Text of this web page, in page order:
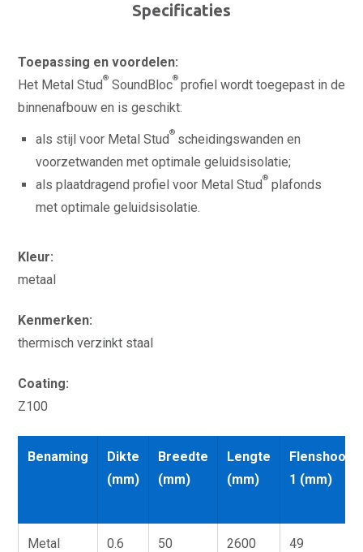
Specificaties
Toepassing en voordelen:
Het Metal Stud® SoundBloc® profiel wordt toegepast in de
binnenafbouw en is geschikt:
als stijl voor Metal Stud® scheidingswanden en
voorzetwanden met optimale geluidsisolatie;
als plaatdragend profiel voor Metal Stud® plafonds
met optimale geluidsisolatie.
Kleur:
metaal
Kenmerken:
thermisch verzinkt staal
Coating:
Z100
Benaming
Dikte
(mm)
Breedte
(mm)
Lengte
(mm)
1 (mm)
Metal
0.6 50 2600 49